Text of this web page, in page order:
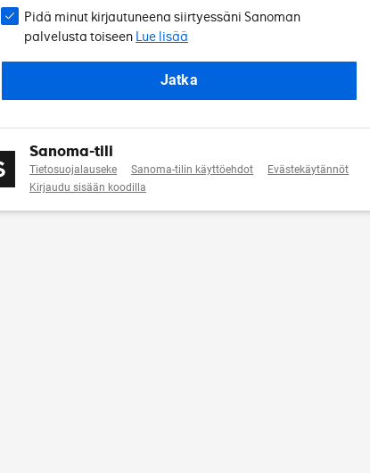
Pidä minut kirjautuneena siirtyessäni Sanoman
palvelusta toiseen Lue lisää
Jatka
Sanoma-tili
Tietosuojalauseke Sanoma-tilin käyttöehdot
Evästekäytännöt
Kirjaudu sisään koodilla